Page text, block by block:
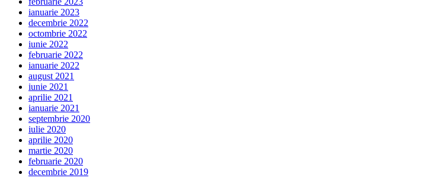
ianuarie 2023
decembrie 2022
octombrie 2022
iunie 2022
februarie 2022
ianuarie 2022
august 2021
iunie 2021
aprilie 2021
ianuarie 2021
septembrie 2020
iulie 2020
aprilie 2020
martie 2020
februarie 2020
decembrie 2019